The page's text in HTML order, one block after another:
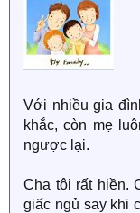
Với nhiều gia
khắc, còn mẹ
ngược lại.
Cha tôi rất hiền.
giấc ngủ say khi